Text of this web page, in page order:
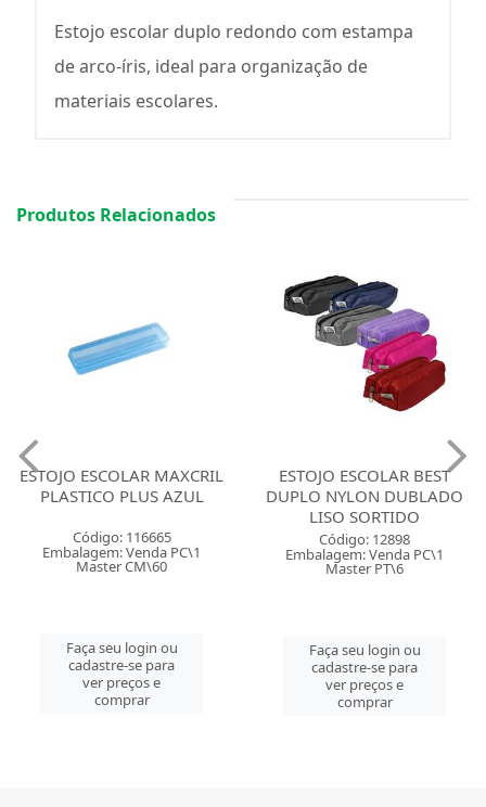
Estojo escolar duplo redondo com estampa
de arco-íris, ideal para organização de
materiais escolares.
Produtos Relacionados
ESTOJO ESCOLAR MAXCRIL
PLASTICO PLUS AZUL
Código: 116665
Embalagem: Venda PC\1
Master CM\60
Faça seu login ou
cadastre-se para
ver preços e
comprar
ESTOJO ESCOLAR BEST
DUPLO NYLON DUBLADO
LISO SORTIDO
Código: 12898
Embalagem: Venda PC\1
Master PT\6
Faça seu login ou
cadastre-se para
ver preços e
comprar